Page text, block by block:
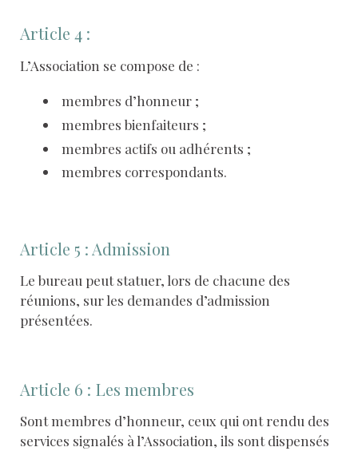
Article 4 :
L’Association se compose de :
membres d’honneur ;
membres bienfaiteurs ;
membres actifs ou adhérents ;
membres correspondants.
Article 5 : Admission
Le bureau peut statuer, lors de chacune des
réunions, sur les demandes d’admission
présentées.
Article 6 : Les membres
Sont membres d’honneur, ceux qui ont rendu des
services signalés à l’Association, ils sont dispensés